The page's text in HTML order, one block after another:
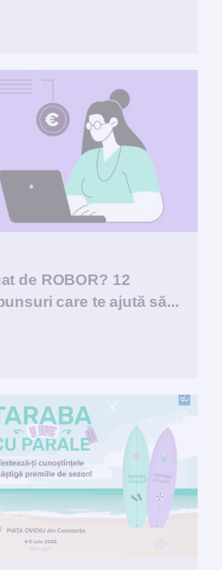
de ROBOR? 12
care te ajută să...